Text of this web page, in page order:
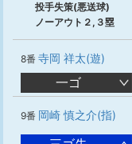
投手失策(悪送球)
ノーアウト２,３塁
8番 寺岡 祥太(遊)
一ゴ
9番 岡崎 慎之介(指)